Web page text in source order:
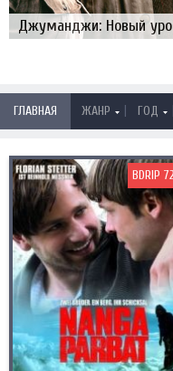
Джуманджи: Новый
ГЛАВНАЯ ЖАНР | ГОД
BDRIP